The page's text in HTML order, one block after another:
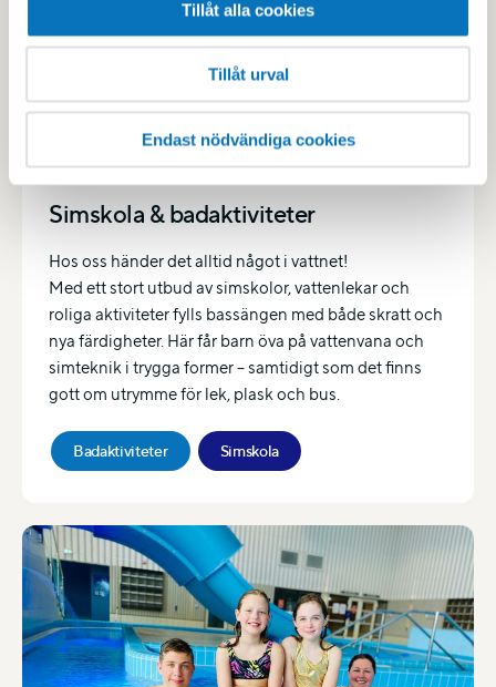
Tillåt alla cookies
Tillåt urval
Endast nödvändiga cookies
Simskola & badaktiviteter
Hos oss händer det alltid något i vattnet!
Med ett stort utbud av simskolor, vattenlekar och
roliga aktiviteter fylls bassängen med både skratt och
nya färdigheter. Här får barn öva på vattenvana och
simteknik i trygga former – samtidigt som det finns
gott om utrymme för lek, plask och bus.
Badaktiviteter Simskola